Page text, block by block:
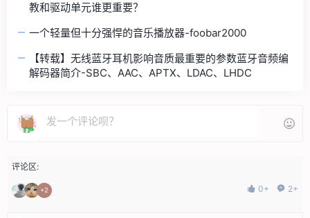
教和驱动单元谁更重要？
一个轻量但十分强悍的音乐播放器-foobar2000
【转载】无线蓝牙耳机影响音质最重要的参数蓝牙音频编
解码器简介-SBC、AAC、APTX、LDAC、LHDC
评论区:
+2 0+ 2+